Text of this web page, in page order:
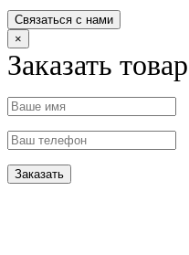
×
Заказать товар